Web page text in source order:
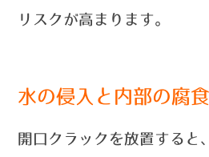
リスクが高まります。
水の侵入と内部の腐食
開口クラックを放置すると